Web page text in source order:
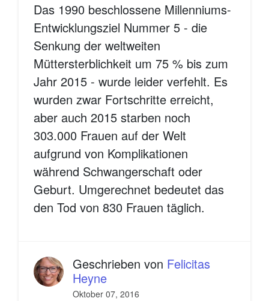
Das 1990 beschlossene Millenniums-
Entwicklungsziel Nummer 5 - die
Senkung der weltweiten
Müttersterblichkeit um 75 % bis zum
Jahr 2015 - wurde leider verfehlt. Es
wurden zwar Fortschritte erreicht,
aber auch 2015 starben noch
303.000 Frauen auf der Welt
aufgrund von Komplikationen
während Schwangerschaft oder
Geburt. Umgerechnet bedeutet das
den Tod von 830 Frauen täglich.
Geschrieben von Felicitas
Heyne
Oktober 07, 2016